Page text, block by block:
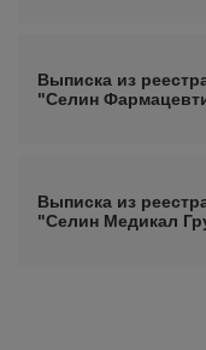
Выписка из
"Селин
Выписка из
"Селин Медикал